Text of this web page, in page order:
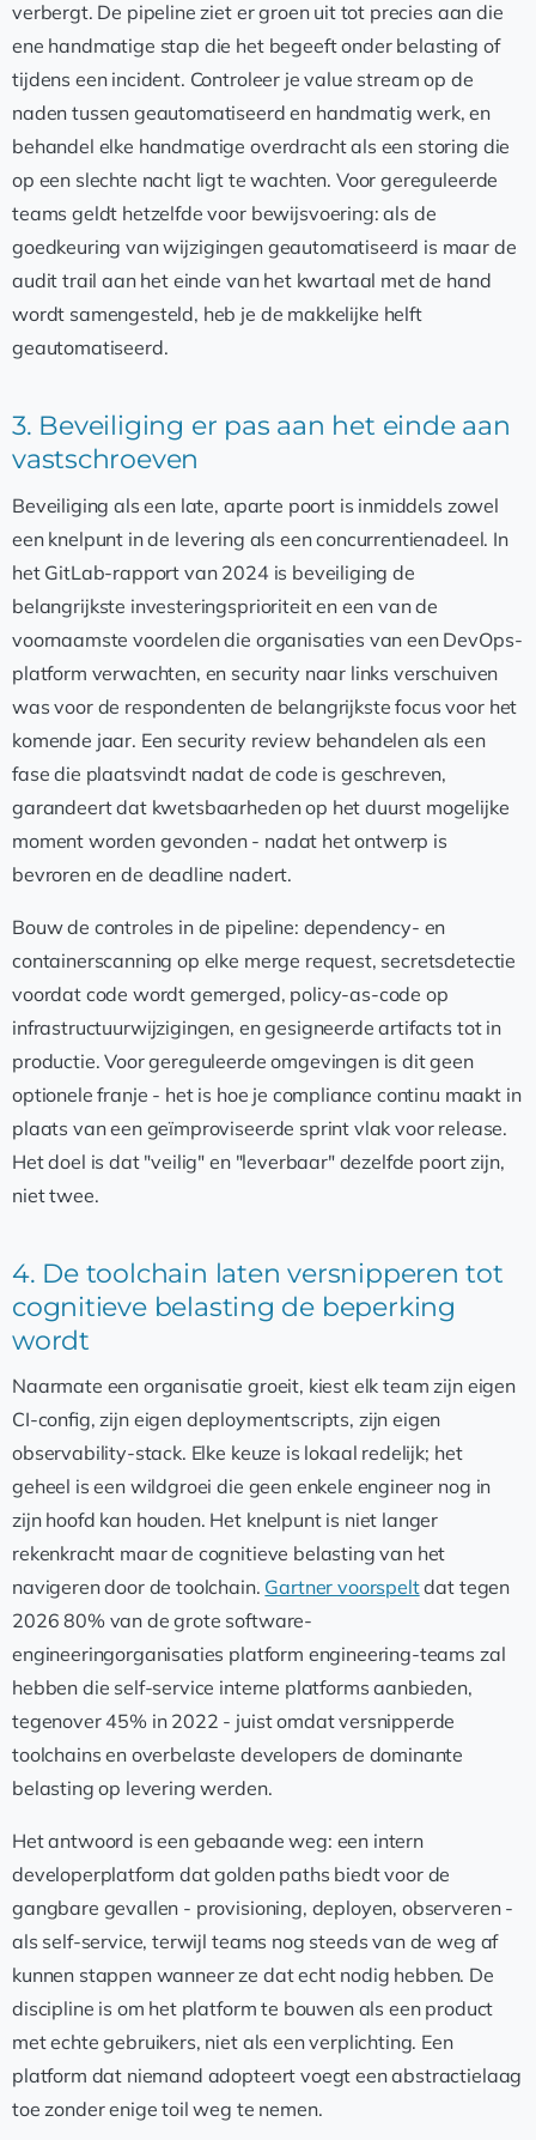
verbergt. De pipeline ziet er groen uit tot precies aan die
ene handmatige stap die het begeeft onder belasting of
tijdens een incident. Controleer je value stream op de
naden tussen geautomatiseerd en handmatig werk, en
behandel elke handmatige overdracht als een storing die
op een slechte nacht ligt te wachten. Voor gereguleerde
teams geldt hetzelfde voor bewijsvoering: als de
goedkeuring van wijzigingen geautomatiseerd is maar de
audit trail aan het einde van het kwartaal met de hand
wordt samengesteld, heb je de makkelijke helft
geautomatiseerd.
3. Beveiliging er pas aan het einde aan
vastschroeven
Beveiliging als een late, aparte poort is inmiddels zowel
een knelpunt in de levering als een concurrentienadeel. In
het GitLab-rapport van 2024 is beveiliging de
belangrijkste investeringsprioriteit en een van de
voornaamste voordelen die organisaties van een DevOps-
platform verwachten, en security naar links verschuiven
was voor de respondenten de belangrijkste focus voor het
komende jaar. Een security review behandelen als een
fase die plaatsvindt nadat de code is geschreven,
garandeert dat kwetsbaarheden op het duurst mogelijke
moment worden gevonden - nadat het ontwerp is
bevroren en de deadline nadert.
Bouw de controles in de pipeline: dependency- en
containerscanning op elke merge request, secretsdetectie
voordat code wordt gemerged, policy-as-code op
infrastructuurwijzigingen, en gesigneerde artifacts tot in
productie. Voor gereguleerde omgevingen is dit geen
optionele franje - het is hoe je compliance continu maakt in
plaats van een geïmproviseerde sprint vlak voor release.
Het doel is dat "veilig" en "leverbaar" dezelfde poort zijn,
niet twee.
4. De toolchain laten versnipperen tot
cognitieve belasting de beperking
wordt
Naarmate een organisatie groeit, kiest elk team zijn eigen
CI-config, zijn eigen deploymentscripts, zijn eigen
observability-stack. Elke keuze is lokaal redelijk; het
geheel is een wildgroei die geen enkele engineer nog in
zijn hoofd kan houden. Het knelpunt is niet langer
rekenkracht maar de cognitieve belasting van het
navigeren door de toolchain. Gartner voorspeltdat tegen
2026 80% van de grote software-
engineeringorganisaties platform engineering-teams zal
hebben die self-service interne platforms aanbieden,
tegenover 45% in 2022 - juist omdat versnipperde
toolchains en overbelaste developers de dominante
belasting op levering werden.
Het antwoord is een gebaande weg: een intern
developerplatform dat golden paths biedt voor de
gangbare gevallen - provisioning, deployen, observeren -
als self-service, terwijl teams nog steeds van de weg af
kunnen stappen wanneer ze dat echt nodig hebben. De
discipline is om het platform te bouwen als een product
met echte gebruikers, niet als een verplichting. Een
platform dat niemand adopteert voegt een abstractielaag
toe zonder enige toil weg te nemen.